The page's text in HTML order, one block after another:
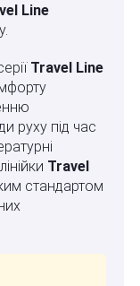
Line
Travel Line
руху під час
Travel
стандартом